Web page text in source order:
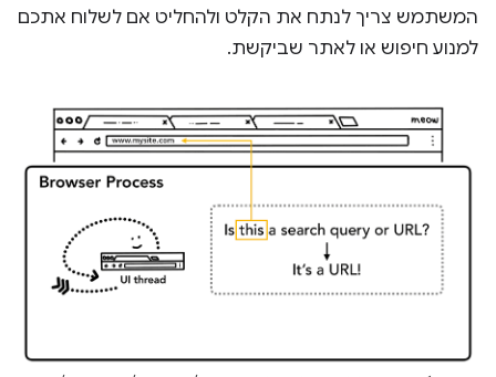
המשתמש צריך לנתח את הקלט ולהחליט אם לשלוח אתכם
למנוע חיפוש או לאתר שביקשת.